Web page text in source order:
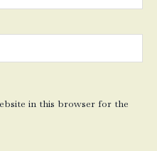
in this browser for the